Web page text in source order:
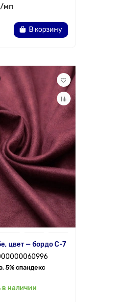
/мп
В корзину
цвет — бордо С-7
5% спандекс
в наличии